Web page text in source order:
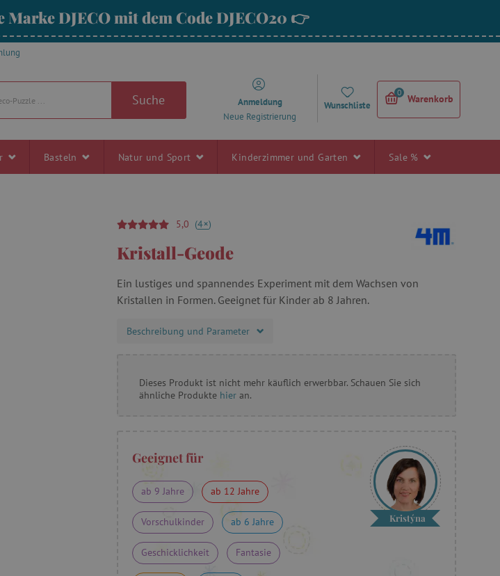
Marke DJECO mit dem Code DJECO20 👉
Suche
Anmeldung
Neue Registrierung
Wunschliste
0
Warenkorb
Basteln Natur und Sport Kinderzimmer und Garten Sale %
5,0 (4+)
Kristall-Geode
Ein lustiges und spannendes Experiment mit dem Wachsen von
Kristallen in Formen. Geeignet für Kinder ab 8 Jahren.
Beschreibung und Parameter
Dieses Produkt ist nicht mehr käuflich erwerbbar. Schauen Sie sich
ähnliche Produkte hier an.
Geeignet für
ab 9 Jahre ab 12 Jahre
Vorschulkinder ab 6 Jahre
Geschicklichkeit Fantasie
Kristýna